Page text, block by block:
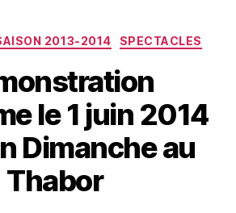
Catégories
2013-2014 SPECTACLES
le 1 juin 2014
Dimanche au
Thabor